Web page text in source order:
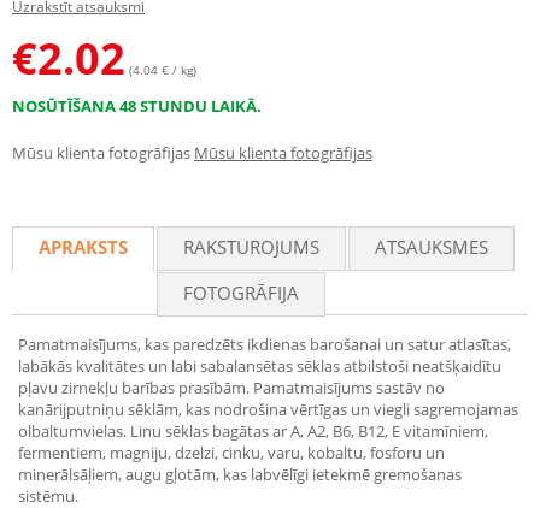
Uzrakstīt atsauksmi
€2.02 (4.04 € / kg)
NOSŪTĪŠANA 48 STUNDU LAIKĀ.
Mūsu klienta fotogrāfijas Mūsu klienta fotogrāfijas
APRAKSTS RAKSTUROJUMS
ATSAUKSMES
FOTOGRĀFIJA
Pamatmaisījums, kas paredzēts ikdienas barošanai un satur atlasītas,
labākās kvalitātes un labi sabalansētas sēklas atbilstoši neatšķaidītu
pļavu zirnekļu barības prasībām. Pamatmaisījums sastāv no
kanārijputniņu sēklām, kas nodrošina vērtīgas un viegli sagremojamas
olbaltumvielas. Linu sēklas bagātas ar A, A2, B6, B12, E vitamīniem,
fermentiem, magniju, dzelzi, cinku, varu, kobaltu, fosforu un
minerālsāļiem, augu gļotām, kas labvēlīgi ietekmē gremošanas
sistēmu.